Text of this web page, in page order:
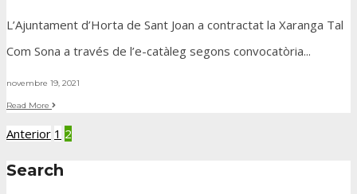
L’Ajuntament d’Horta de Sant Joan a contractat la Xaranga Tal
Com Sona a través de l’e-catàleg segons convocatòria...
novembre 19, 2021
Read More
Navegació
Anterior 1 2
Search